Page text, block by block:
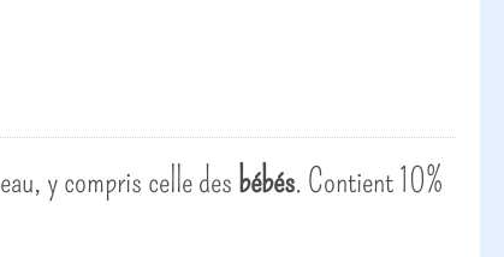
y compris celle des bébés. Contient 10%